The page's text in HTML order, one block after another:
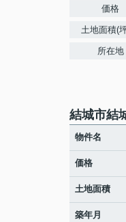
価格
土地面積(
所在地
結城市結
物件名
価格
土地面積
築年月